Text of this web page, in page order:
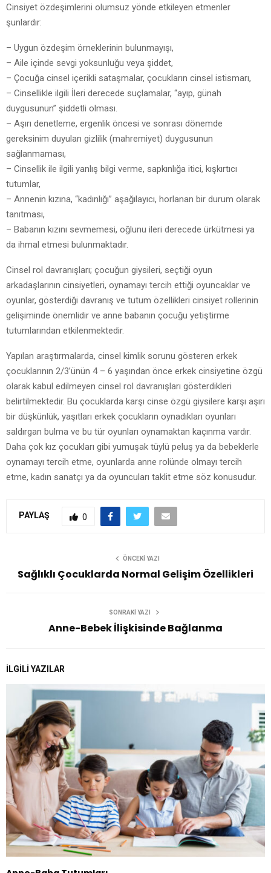
Cinsiyet özdeşimlerini olumsuz yönde etkileyen etmenler
şunlardır:
– Uygun özdeşim örneklerinin bulunmayışı,
– Aile içinde sevgi yoksunluğu veya şiddet,
– Çocuğa cinsel içerikli sataşmalar, çocukların cinsel istismarı,
– Cinsellikle ilgili İleri derecede suçlamalar, “ayıp, günah
duygusunun” şiddetli olması.
– Aşırı denetleme, ergenlik öncesi ve sonrası dönemde
gereksinim duyulan gizlilik (mahremiyet) duygusunun
sağlanmaması,
– Cinsellik ile ilgili yanlış bilgi verme, sapkınlığa itici, kışkırtıcı
tutumlar,
– Annenin kızına, “kadınlığı” aşağılayıcı, horlanan bir durum olarak
tanıtması,
– Babanın kızını sevmemesi, oğlunu ileri derecede ürkütmesi ya
da ihmal etmesi bulunmaktadır.
Cinsel rol davranışları; çocuğun giysileri, seçtiği oyun
arkadaşlarının cinsiyetleri, oynamayı tercih ettiği oyuncaklar ve
oyunlar, gösterdiği davranış ve tutum özellikleri cinsiyet rollerinin
gelişiminde önemlidir ve anne babanın çocuğu yetiştirme
tutumlarından etkilenmektedir.
Yapılan araştırmalarda, cinsel kimlik sorunu gösteren erkek
çocuklarının 2/3’ünün 4 – 6 yaşından önce erkek cinsiyetine özgü
olarak kabul edilmeyen cinsel rol davranışları gösterdikleri
belirtilmektedir. Bu çocuklarda karşı cinse özgü giysilere karşı aşırı
bir düşkünlük, yaşıtları erkek çocukların oynadıkları oyunları
saldırgan bulma ve bu tür oyunları oynamaktan kaçınma vardır.
Daha çok kız çocukları gibi yumuşak tüylü peluş ya da bebeklerle
oynamayı tercih etme, oyunlarda anne rolünde olmayı tercih
etme, kadın sanatçı ya da oyuncuları taklit etme söz konusudur.
PAYLAŞ 0
ÖNCEKI YAZI
Sağlıklı Çocuklarda Normal Gelişim Özellikleri
SONRAKI YAZI
Anne-Bebek İlişkisinde Bağlanma
İLGILI YAZILAR